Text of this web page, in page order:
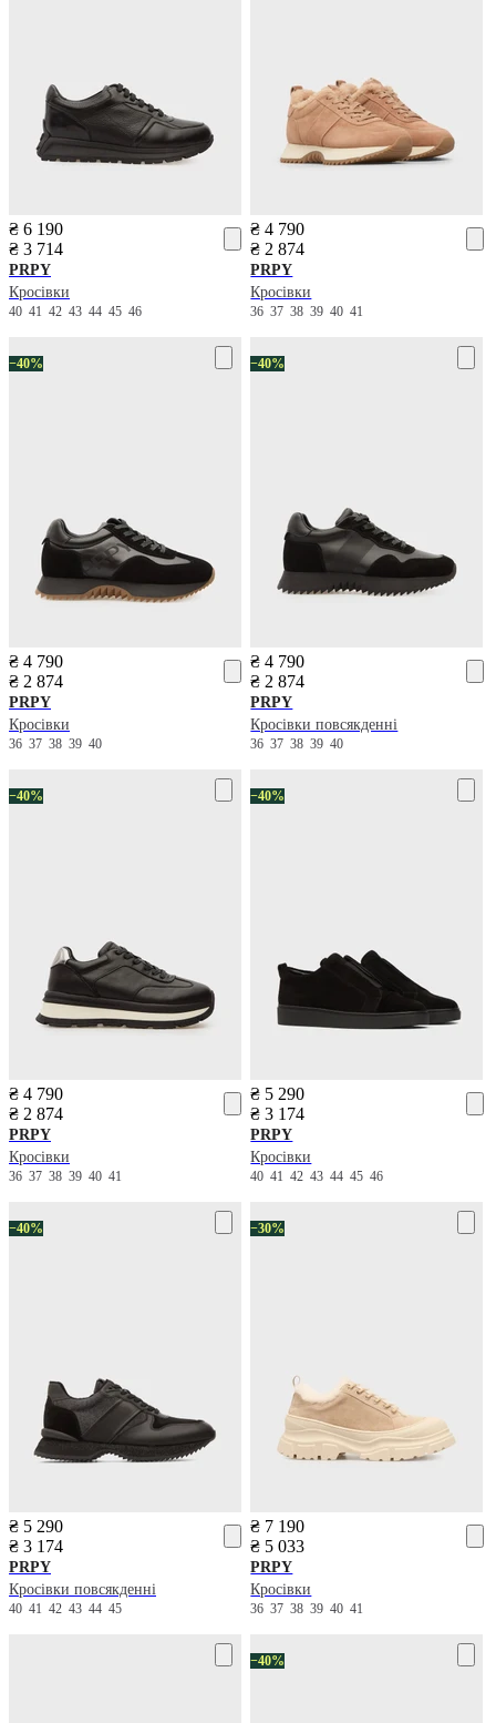
₴ 6 190
₴ 3 714
PRPY
Кросівки
40 41 42 43 44 45 46
₴ 4 790
₴ 2 874
PRPY
Кросівки
363738394041
−40%
₴ 4 790
₴ 2 874
PRPY
Кросівки
36 37 38 39 40
−40%
₴ 4 790
₴ 2 874
PRPY
Кросівки повсякденні
3637383940
−40%
₴ 4 790
₴ 2 874
PRPY
Кросівки
36 37 38 39 40 41
−40%
₴ 5 290
₴ 3 174
PRPY
Кросівки
40414243444546
−40%
₴ 5 290
₴ 3 174
PRPY
Кросівки повсякденні
40 41 42 43 44 45
−30%
₴ 7 190
₴ 5 033
PRPY
Кросівки
363738394041
−40%